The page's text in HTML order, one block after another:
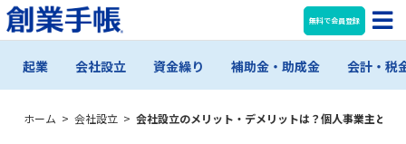
無料で会員登録
起業 会社設立 資金繰り 補助金・助成金 会計・税
ホーム > 会社設立 > 会社設立のメリット・デメリットは？個人事業主との